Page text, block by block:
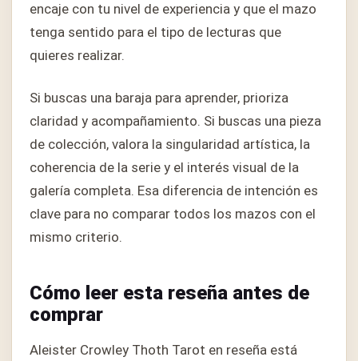
encaje con tu nivel de experiencia y que el mazo
tenga sentido para el tipo de lecturas que
quieres realizar.
Si buscas una baraja para aprender, prioriza
claridad y acompañamiento. Si buscas una pieza
de colección, valora la singularidad artística, la
coherencia de la serie y el interés visual de la
galería completa. Esa diferencia de intención es
clave para no comparar todos los mazos con el
mismo criterio.
Cómo leer esta reseña antes de
comprar
Aleister Crowley Thoth Tarot en reseña está